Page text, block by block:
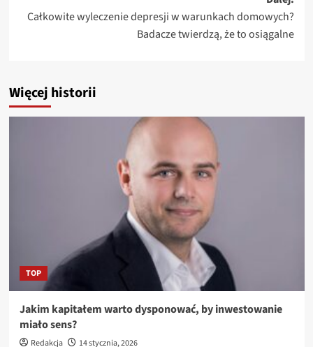
Całkowite wyleczenie depresji w warunkach domowych?
Badacze twierdzą, że to osiągalne
Więcej historii
TOP
Jakim kapitałem warto dysponować, by inwestowanie
miało sens?
Redakcja 14 stycznia, 2026